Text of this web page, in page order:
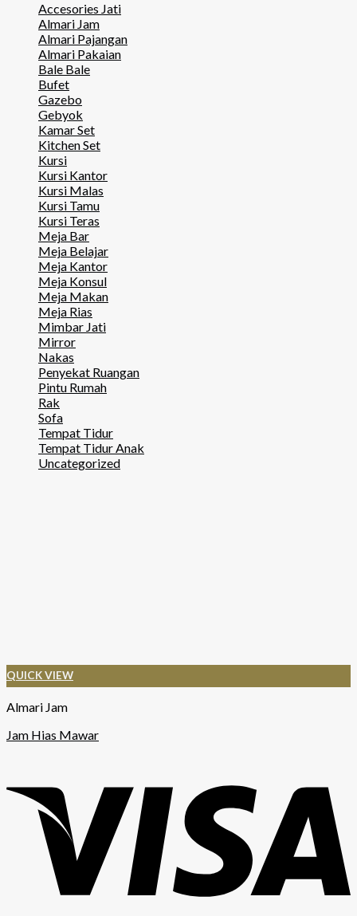
Accesories Jati
Almari Jam
Almari Pajangan
Almari Pakaian
Bale Bale
Bufet
Gazebo
Gebyok
Kamar Set
Kitchen Set
Kursi
Kursi Kantor
Kursi Malas
Kursi Tamu
Kursi Teras
Meja Bar
Meja Belajar
Meja Kantor
Meja Konsul
Meja Makan
Meja Rias
Mimbar Jati
Mirror
Nakas
Penyekat Ruangan
Pintu Rumah
Rak
Sofa
Tempat Tidur
Tempat Tidur Anak
Uncategorized
QUICK VIEW
Almari Jam
Jam Hias Mawar